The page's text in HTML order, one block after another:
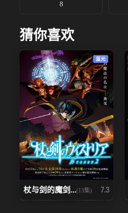
8
猜你喜欢
蓝光
杖与剑的魔剑...(13集) 7.3